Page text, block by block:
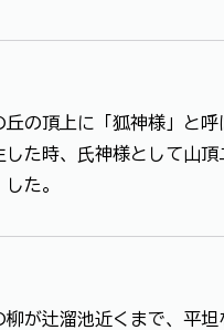
の頂上に「狐神様」と
た時、氏神様として山
た。
が辻溜池近くまで、平坦